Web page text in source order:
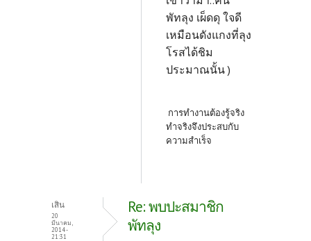
พัทลุง เผ็ดดุ ใจดี
เหมือนดังแกงที่ลุง
โรสได้ชิม
ประมาณนั้น )
การทำงานต้องรู้จริง
ทำจริงจึงประสบกับ
ความสำเร็จ
เสิน
20
มีนาคม,
2014 -
21:31
Re: พบปะสมาชิก
พัทลุง